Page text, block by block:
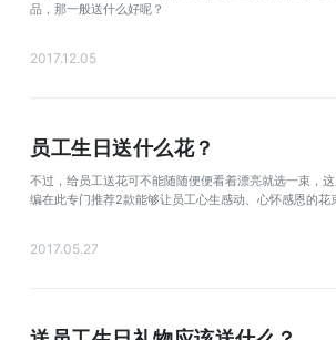
品，那一般送什么好呢？
2017.12.05
员工生日送什么花？
不过，给员工送花可不能随随便便看着漂亮就选一束，
编在此专门推荐2款能够让员工心生感动、心怀感恩的花
2017.05.27